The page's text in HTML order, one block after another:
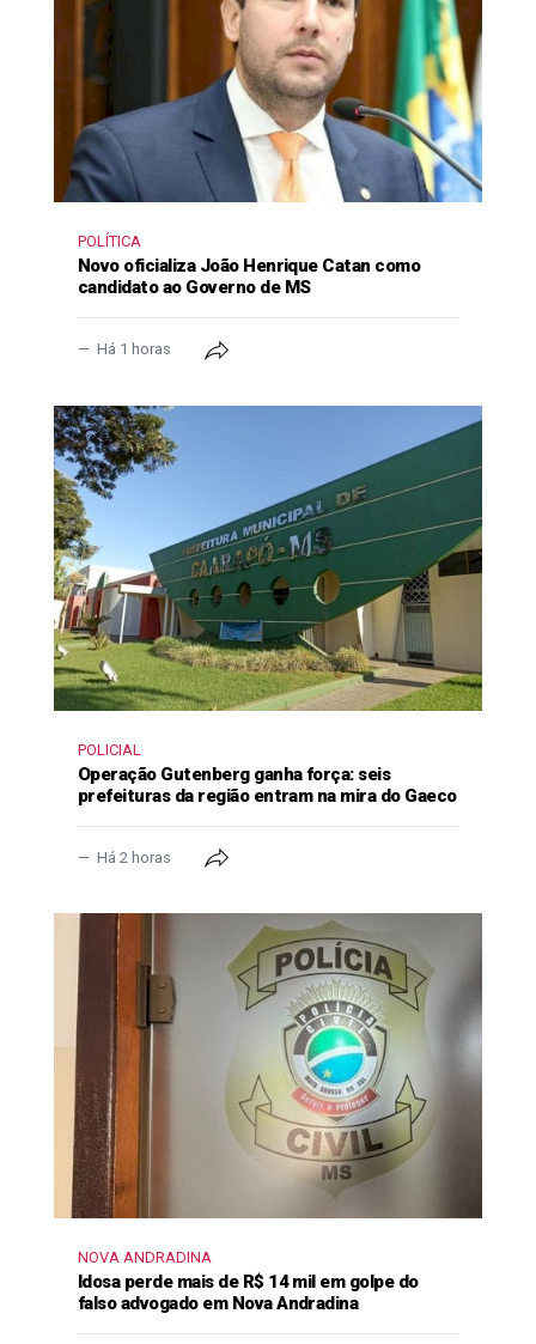
POLÍTICA
Novo oficializa João Henrique Catan como
candidato ao Governo de MS
Há 1 horas
POLICIAL
Operação Gutenberg ganha força: seis
prefeituras da região entram na mira do Gaeco
Há 2 horas
NOVA ANDRADINA
Idosa perde mais de R$ 14 mil em golpe do
falso advogado em Nova Andradina